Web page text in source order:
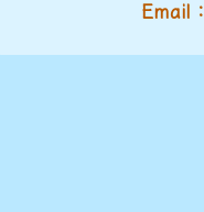
Email：